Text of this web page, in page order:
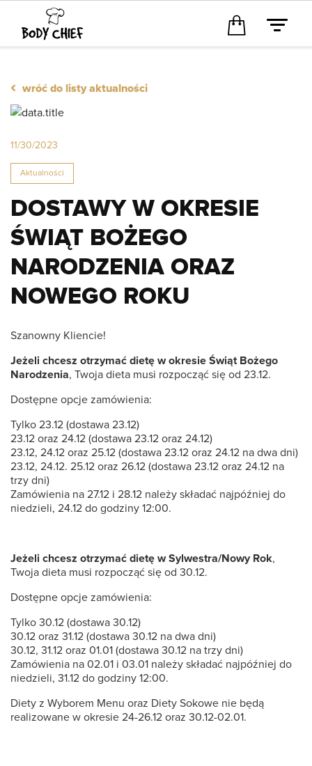
‹ wróć do listy aktualności
11/30/2023
Aktualności
DOSTAWY W OKRESIE
ŚWIĄT BOŻEGO
NARODZENIA ORAZ
NOWEGO ROKU
Szanowny Kliencie!
Jeżeli chcesz otrzymać dietę w okresie Świąt Bożego
Narodzenia, Twoja dieta musi rozpocząć się od 23.12.
Dostępne opcje zamówienia:
Tylko 23.12 (dostawa 23.12)
23.12 oraz 24.12 (dostawa 23.12 oraz 24.12)
23.12, 24.12 oraz 25.12 (dostawa 23.12 oraz 24.12 na dwa dni)
23.12, 24.12. 25.12 oraz 26.12 (dostawa 23.12 oraz 24.12 na
trzy dni)
Zamówienia na 27.12 i 28.12 należy składać najpóźniej do
niedzieli, 24.12 do godziny 12:00.
Jeżeli chcesz otrzymać dietę w Sylwestra/Nowy Rok,
Twoja dieta musi rozpocząć się od 30.12.
Dostępne opcje zamówienia:
Tylko 30.12 (dostawa 30.12)
30.12 oraz 31.12 (dostawa 30.12 na dwa dni)
30.12, 31.12 oraz 01.01 (dostawa 30.12 na trzy dni)
Zamówienia na 02.01 i 03.01 należy składać najpóźniej do
niedzieli, 31.12 do godziny 12:00.
Diety z Wyborem Menu oraz Diety Sokowe nie będą
realizowane w okresie 24-26.12 oraz 30.12-02.01.